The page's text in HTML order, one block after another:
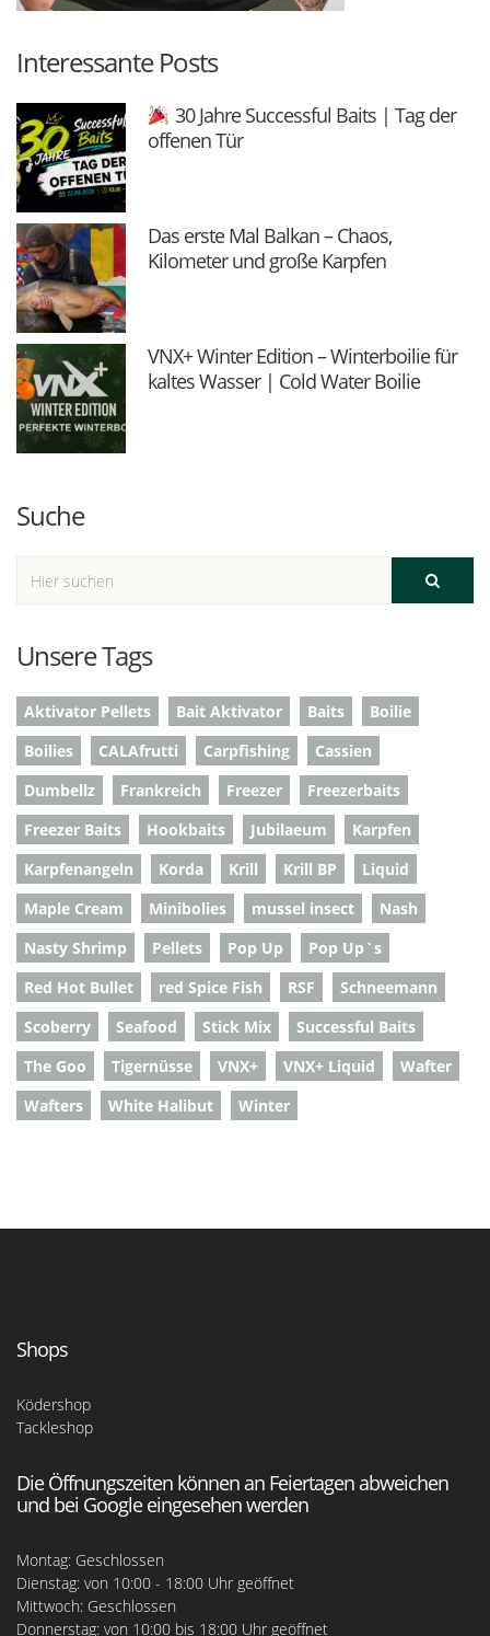
Interessante Posts
30 Jahre Successful Baits | Tag der
offenen Tür
Das erste Mal Balkan – Chaos,
Kilometer und große Karpfen
VNX+ Winter Edition – Winterboilie für
kaltes Wasser | Cold Water Boilie
Suche
Unsere Tags
Aktivator Pellets Bait Aktivator Baits
Boilie
Boilies
CALAfrutti Carpfishing
Cassien
Dumbellz
Frankreich Freezer
Freezerbaits
Freezer Baits
Hookbaits Jubilaeum
Karpfen
Karpfenangeln
Korda Krill Krill BP
Liquid
Maple Cream
Minibolies mussel insect
Nash
Nasty Shrimp
Pellets Pop Up
Pop Up`s
Red Hot Bullet
red Spice Fish RSF
Schneemann
Scoberry
Seafood Stick Mix
Successful Baits
The Goo
Tigernüsse VNX+ VNX+ Liquid
Wafter
Wafters
White Halibut Winter
Shops
Ködershop
Tackleshop
Die Öffnungszeiten können an Feiertagen abweichen
und bei Google eingesehen werden
Montag: Geschlossen
Dienstag: von 10:00 - 18:00 Uhr geöffnet
Mittwoch: Geschlossen
Donnerstag: von 10:00 bis 18:00 Uhr geöffnet